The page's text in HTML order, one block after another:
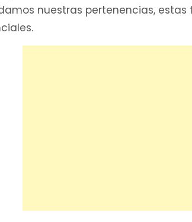
nuestras pertenencias,